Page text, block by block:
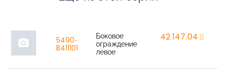
photo_camera
5490-
8411101
Боковое
ограждение
левое
42 147,04